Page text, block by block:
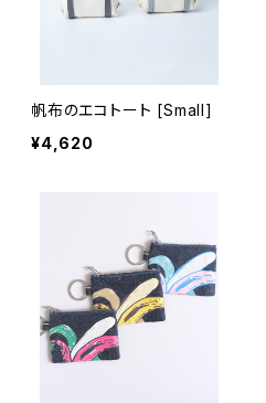
帆布のエコトート [Small]
¥4,620